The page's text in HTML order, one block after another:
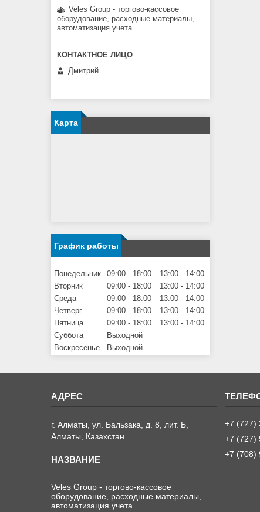
Veles Group - торгово-кассовое
оборудование, расходные материалы,
автоматизация учета.
Дмитрий
Карта
График работы
Понедельник 09:00 18:00 13:00
14:00
Вторник
09:00 18:00 13:00
14:00
Среда
09:00 18:00 13:00
14:00
Четверг
09:00 18:00 13:00
14:00
Пятница
09:00 18:00 13:00
14:00
Суббота
Выходной
Воскресенье
Выходной
г. Алматы, ул. Бальзака, д. 8, лит. Б,
Алматы, Казахстан
Veles Group - торгово-кассовое
оборудование, расходные материалы,
автоматизация учета.
+7 (727)
+7 (727)
+7 (708)